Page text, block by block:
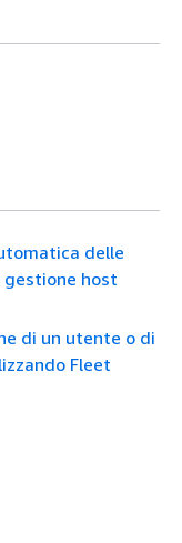
delle
gestione host
di un utente o di
Fleet